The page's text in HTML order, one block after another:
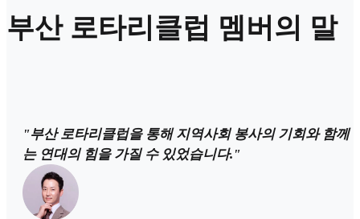
부산 로타리클럽 멤버의 말
"부산 로타리클럽을 통해 지역사회 봉사의 기회와 함께
는 연대의 힘을 가질 수 있었습니다."